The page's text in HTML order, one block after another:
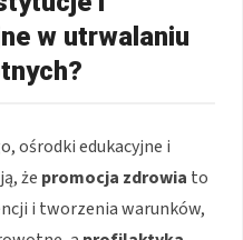
w utrwalaniu
ośrodki edukacyjne i
że promocja zdrowia to
i tworzenia warunków,